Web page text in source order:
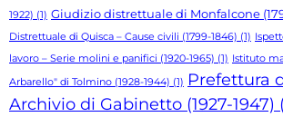
1922) (1) Giudizio distrettuale di Monfalcone
Distrettuale di Quisca – Cause civili (1799-1846) (1)
lavoro – Serie molini e panifici (1920-1965) (1) Istituto
Arbarello" di Tolmino (1928-1944) (1) Prefettura
Archivio di Gabinetto (1927-1947)